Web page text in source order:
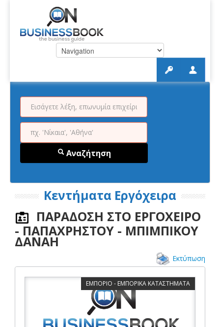
Αναζήτηση
Κεντήματα Εργόχειρα
ΠΑΡΑΔΟΣΗ ΣΤΟ ΕΡΓΟΧΕΙΡΟ
- ΠΑΠΑΧΡΗΣΤΟΥ - ΜΠΙΜΠΙΚΟΥ
ΔΑΝΑΗ
Εκτύπωση
ΕΜΠΟΡΙΟ - ΕΜΠΟΡΙΚΑ ΚΑΤΑΣΤΗΜΑΤΑ